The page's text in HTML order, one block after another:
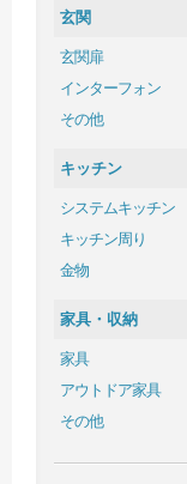
玄関
玄関扉
インターフォン
その他
キッチン
システムキッチン
キッチン周り
金物
家具・収納
家具
アウトドア家具
その他